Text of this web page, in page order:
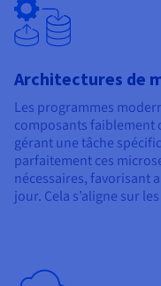
Architectures de
Les programmes
composants faiblement
gérant une tâche
parfaitement ces
nécessaires, favorisant
jour. Cela s’aligne sur